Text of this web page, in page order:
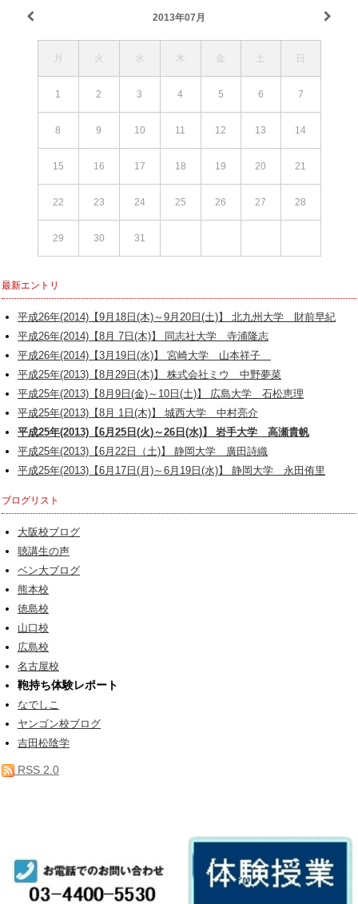
2013年07月
月 火 水 木 金 土 日
1 2 3 4 5 6 7
8 9 10 11 12 13 14
15 16 17 18 19 20 21
22 23 24 25 26 27 28
29 30 31
最新エントリ
平成26年(2014)【9月18日(木)～9月20日(土)】 北九州大学 財前早紀
平成26年(2014)【8月 7日(木)】 同志社大学 寺浦隆志
平成26年(2014)【3月19日(水)】 宮崎大学 山本祥子
平成25年(2013)【8月29日(木)】 株式会社ミウ 中野夢菜
平成25年(2013)【8月9日(金)～10日(土)】 広島大学 石松恵理
平成25年(2013)【8月 1日(木)】 城西大学 中村亮介
平成25年(2013)【6月25日(火)～26日(水)】 岩手大学 高瀬貴帆
平成25年(2013)【6月22日（土)】 静岡大学 廣田詩織
平成25年(2013)【6月17日(月)～6月19日(水)】 静岡大学 永田侑里
ブログリスト
大阪校ブログ
聴講生の声
ベン大ブログ
熊本校
徳島校
山口校
広島校
名古屋校
鞄持ち体験レポート
なでしこ
ヤンゴン校ブログ
吉田松陰学
RSS 2.0